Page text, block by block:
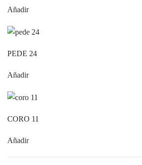
Añadir
PEDE 24
Añadir
CORO 11
Añadir